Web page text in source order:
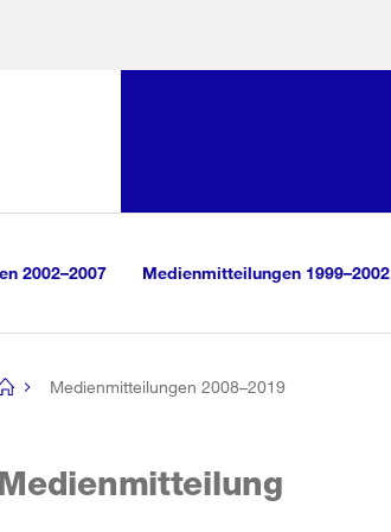
2002–2007 Medienmitteilungen 1999–2002
Medienmitteilungen 2008–2019